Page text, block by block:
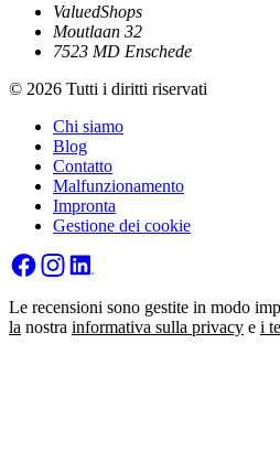
ValuedShops
Moutlaan 32
7523 MD Enschede
© 2026 Tutti i diritti riservati
Chi siamo
Blog
Contatto
Malfunzionamento
Impronta
Gestione dei cookie
Le recensioni sono gestite in modo
la nostra informativa sulla privacy e i